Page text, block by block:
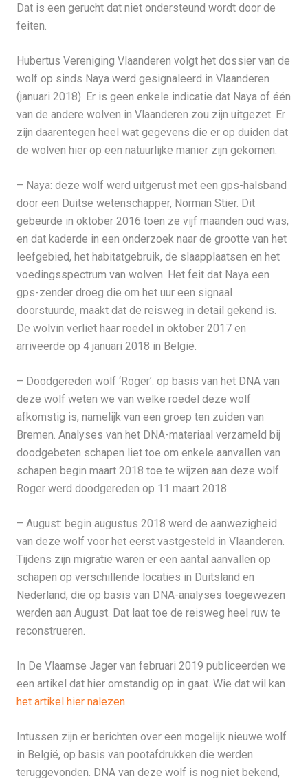
Dat is een gerucht dat niet ondersteund wordt door de
feiten.
Hubertus Vereniging Vlaanderen volgt het dossier van de
wolf op sinds Naya werd gesignaleerd in Vlaanderen
(januari 2018). Er is geen enkele indicatie dat Naya of één
van de andere wolven in Vlaanderen zou zijn uitgezet. Er
zijn daarentegen heel wat gegevens die er op duiden dat
de wolven hier op een natuurlijke manier zijn gekomen.
– Naya: deze wolf werd uitgerust met een gps-halsband
door een Duitse wetenschapper, Norman Stier. Dit
gebeurde in oktober 2016 toen ze vijf maanden oud was,
en dat kaderde in een onderzoek naar de grootte van het
leefgebied, het habitatgebruik, de slaapplaatsen en het
voedingsspectrum van wolven. Het feit dat Naya een
gps-zender droeg die om het uur een signaal
doorstuurde, maakt dat de reisweg in detail gekend is.
De wolvin verliet haar roedel in oktober 2017 en
arriveerde op 4 januari 2018 in België.
– Doodgereden wolf ‘Roger’: op basis van het DNA van
deze wolf weten we van welke roedel deze wolf
afkomstig is, namelijk van een groep ten zuiden van
Bremen. Analyses van het DNA-materiaal verzameld bij
doodgebeten schapen liet toe om enkele aanvallen van
schapen begin maart 2018 toe te wijzen aan deze wolf.
Roger werd doodgereden op 11 maart 2018.
– August: begin augustus 2018 werd de aanwezigheid
van deze wolf voor het eerst vastgesteld in Vlaanderen.
Tijdens zijn migratie waren er een aantal aanvallen op
schapen op verschillende locaties in Duitsland en
Nederland, die op basis van DNA-analyses toegewezen
werden aan August. Dat laat toe de reisweg heel ruw te
reconstrueren.
In De Vlaamse Jager van februari 2019 publiceerden we
een artikel dat hier omstandig op in gaat. Wie dat wil kan
het artikel hier nalezen.
Intussen zijn er berichten over een mogelijk nieuwe wolf
in België, op basis van pootafdrukken die werden
teruggevonden. DNA van deze wolf is nog niet bekend,